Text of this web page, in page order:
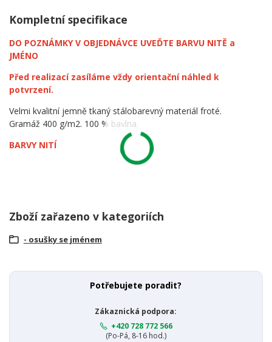
Kompletní specifikace
DO POZNÁMKY V OBJEDNÁVCE UVEĎTE BARVU NITĚ a
JMÉNO
Před realizací zasíláme vždy orientační náhled k
potvrzení.
Velmi kvalitní jemně tkaný stálobarevný materiál froté.
Gramáž 400 g/m2. 100 % bavlna.
BARVY NITÍ
Zboží zařazeno v kategoriích
- osušky se jménem
Potřebujete poradit?
Zákaznická podpora:
+420 728 772 566
(Po-Pá, 8-16 hod.)